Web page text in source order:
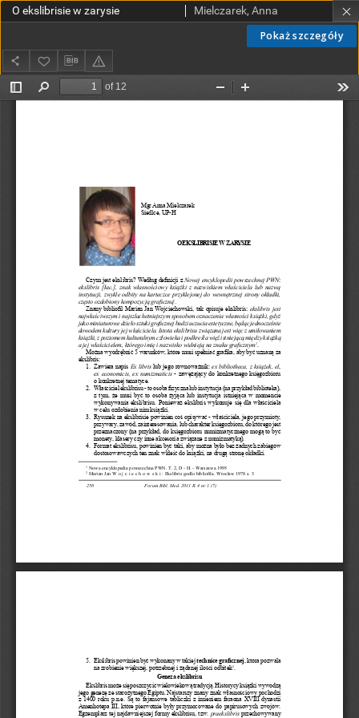
Pokaż szczegóły
O ekslibrisie w zarysie Mielczarek, Anna